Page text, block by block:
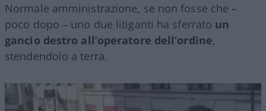
Normale amministrazione, se non fosse che –
poco dopo – uno due litiganti ha sferrato un
gancio destro all’operatore dell’ordine,
stendendolo a terra.
Video
Player